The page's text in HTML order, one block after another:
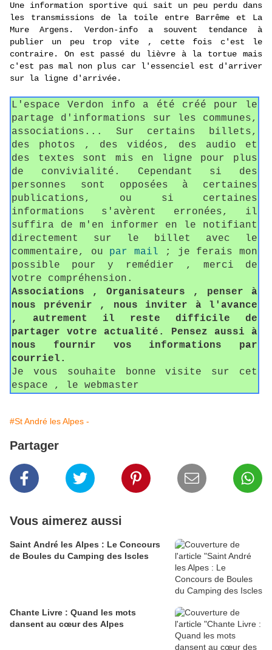
Une information sportive qui sait un peu perdu dans
les transmissions de la toile entre Barrême et La
Mure Argens. Verdon-info a souvent tendance à
publier un peu trop vite , cette fois c'est le
contraire. On est passé du lièvre à la tortue mais
c'est pas mal non plus car l'essenciel est d'arriver
sur la ligne d'arrivée.
L'espace Verdon info a été créé pour le
partage d'informations sur les communes,
associations... Sur certains billets,
des photos , des vidéos, des audio et
des textes sont mis en ligne pour plus
de convivialité. Cependant si des
personnes sont opposées à certaines
publications, ou si certaines
informations s'avèrent erronées, il
suffira de m'en informer en le notifiant
directement sur le billet avec le
commentaire, ou par mail ; je ferais mon
possible pour y remédier , merci de
votre compréhension.
Associations , Organisateurs , penser à
nous prévenir , nous inviter à l'avance
, autrement il reste difficile de
partager votre actualité. Pensez aussi à
nous fournir vos informations par
courriel.
Je vous souhaite bonne visite sur cet
espace , le webmaster
#St André les Alpes -
Partager
Vous aimerez aussi
Saint André les Alpes : Le Concours
de Boules du Camping des Iscles
Chante Livre : Quand les mots
dansent au cœur des Alpes